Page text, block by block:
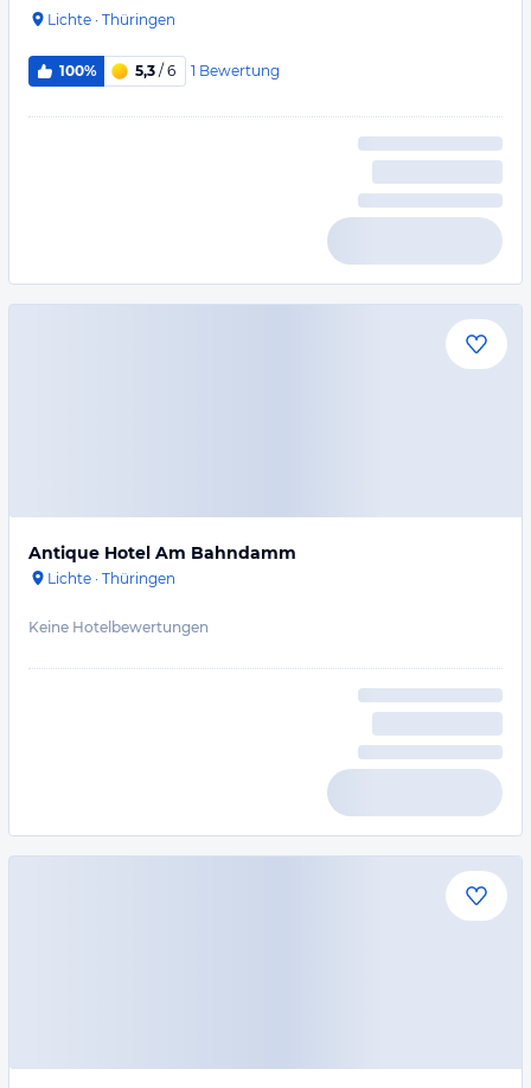
Lichte · Thüringen
100% 5,3 / 6 1 Bewertung
Antique Hotel Am Bahndamm
Lichte · Thüringen
Keine Hotelbewertungen